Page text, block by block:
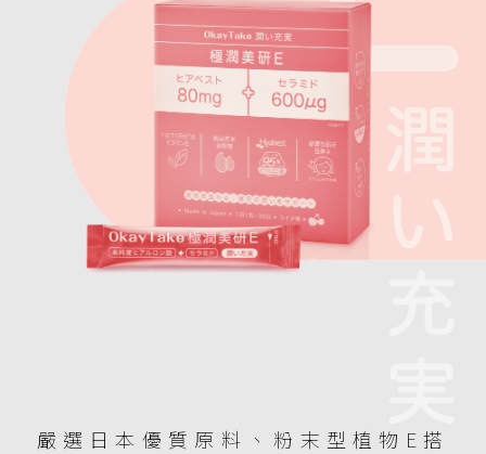
嚴選日本優質原料、粉末型植物E搭